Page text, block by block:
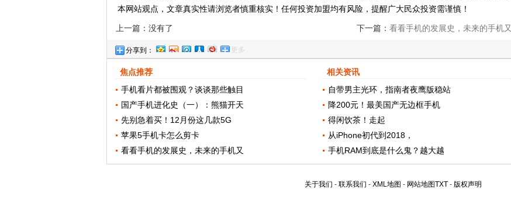
本网站观点，文章真实性请浏览者慎重核实！任何投资加盟均有风险，提醒广大民众投资需谨慎！
上一篇：没有了 下一篇： 看看手机的发展史，未来的手机又
分享到： 更多
焦点推荐
手机看片都被围观？谈谈那些触目
国产手机进化史（一）：熊猫开天
先别急着买！12月份这几款5G
苹果5手机卡怎么剪卡
看看手机的发展史，未来的手机又
相关资讯
自带男主光环，指南者夜鹰版稳站
降200元！最美国产无边框手机
得闲饮茶！走起
从iPhone初代到2018，
手机RAM到底是什么鬼？越大越
关于我们 - 联系我们 - XML地图 - 网站地图TXT- 版权声明